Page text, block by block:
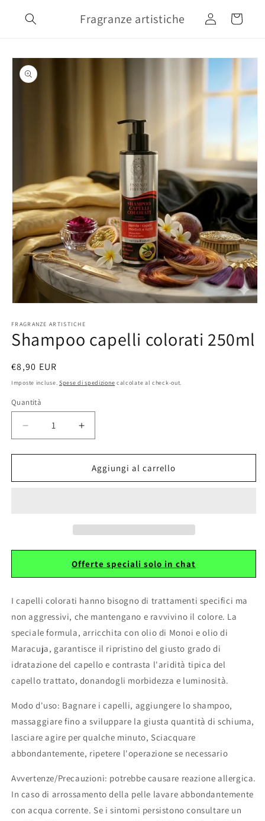
direttamente
ai contenuti
Fragranze artistiche Accedi Carrello
Passa alle
informazioni
sul prodotto
multimediali
1
in
FRAGRANZE ARTISTICHE
Shampoo capelli colorati 250ml
Prezzo
di
€8,90 EUR
Imposte incluse. Spese di spedizione calcolate al check-out.
Quantità
Diminuisci
quantità
per
capelli
Aumenta
quantità
per
Shampoo
capelli
Aggiungi al carrello
Offerte speciali solo in chat
I capelli colorati hanno bisogno di trattamenti specifici ma
non aggressivi, che mantengano e ravvivino il colore. La
speciale formula, arricchita con olio di Monoi e olio di
Maracuja, garantisce il ripristino del giusto grado di
idratazione del capello e contrasta l'aridità tipica del
capello trattato, donandogli morbidezza e luminosità.
Modo d'uso: Bagnare i capelli, aggiungere loshampoo,
massaggiare fino a sviluppare la giusta quantità di schiuma,
lasciare agire perqualche minuto, Sciacquare
abbondantemente, ripetere l'operazione se necessario
Avvertenze/Precauzioni: potrebbe causare reazione allergica.
In caso di arrossamentodella pelle lavare abbondantemente
con acqua corrente. Se i sintomi persistono consultare un